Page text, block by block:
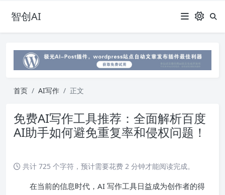
智创AI
首页 AI写作 正文
免费AI写作工具推荐：全面解析百度
AI助手如何避免重复率和侵权问题！
共计 725 个字符，预计需要花费 2 分钟才能阅读完成。
在当前的信息时代，AI 写作工具日益成为创作者的得